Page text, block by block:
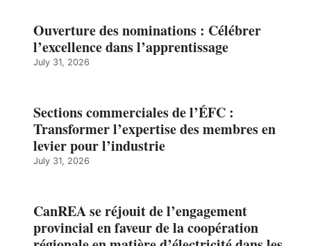
Ouverture des nominations : Célébrer
l’excellence dans l’apprentissage
July 31, 2026
Sections commerciales de l’ÉFC :
Transformer l’expertise des membres en
levier pour l’industrie
July 31, 2026
CanREA se réjouit de l’engagement
provincial en faveur de la coopération